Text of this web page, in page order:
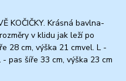
KOČIČKY. Krásná bavlna-
v klidu jak leží po
28 cm, výška 21 cmvel. L -
pas šíře 33 cm, výška 23 cm